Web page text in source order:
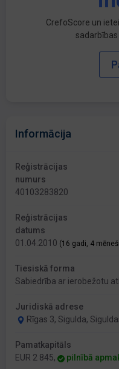
CrefoScore un
Informācija
Reģistrācijas
numurs
40103283820
Reģistrācijas
datums
01.04.2010 (16 gadi, 4
Tiesiskā forma
Sabiedrība ar ierobežotu
Juridiskā adrese
Rīgas 3, Sigulda,
Pamatkapitāls
EUR 2 845,
pilnībā